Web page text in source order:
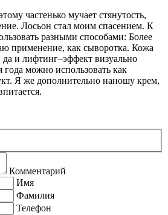
частенько мучает стянутость,
Лосьон стал моим спасением. К
разными способами: Более
применение, как сыворотка. Кожа
и лифтинг–эффект визуально
года можно использовать как
Я же дополнительно наношу крем,
Комментарий
Имя
Фамилия
Телефон